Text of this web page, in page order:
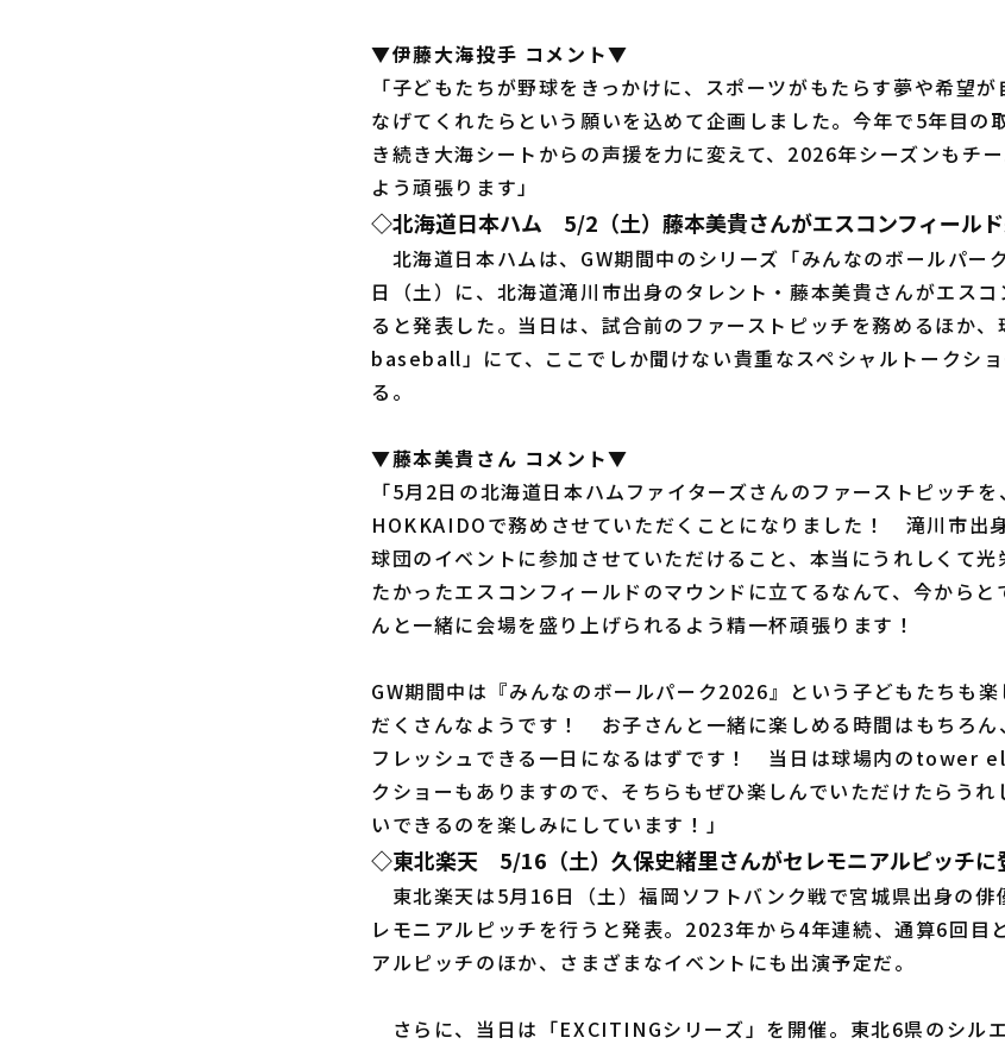
▼伊藤大海投手 コメント▼
「子どもたちが野球をきっかけに、スポーツがもたらす夢や希望
なげてくれたらという願いを込めて企画しました。今年で5年目の
き続き大海シートからの声援を力に変えて、2026年シーズンもチ
よう頑張ります」
◇北海道日本ハム 5/2（土）藤本美貴さんがエスコンフィール
北海道日本ハムは、GW期間中のシリーズ「みんなのボールパー
日（土）に、北海道滝川市出身のタレント・藤本美貴さんがエス
ると発表した。当日は、試合前のファーストピッチを務めるほか
baseball」にて、ここでしか聞けない貴重なスペシャルトークシ
る。
▼藤本美貴さん コメント▼
「5月2日の北海道日本ハムファイターズさんのファーストピッチ
HOKKAIDOで務めさせていただくことになりました！ 滝川市出
球団のイベントに参加させていただけること、本当にうれしくて光
たかったエスコンフィールドのマウンドに立てるなんて、今から
んと一緒に会場を盛り上げられるよう精一杯頑張ります！
GW期間中は『みんなのボールパーク2026』という子どもたちも
だくさんなようです！ お子さんと一緒に楽しめる時間はもちろん
フレッシュできる一日になるはずです！ 当日は球場内のtower
クショーもありますので、そちらもぜひ楽しんでいただけたらう
いできるのを楽しみにしています！」
◇東北楽天 5/16（土）久保史緒里さんがセレモニアルピッチに
東北楽天は5月16日（土）福岡ソフトバンク戦で宮城県出身の俳
レモニアルピッチを行うと発表。2023年から4年連続、通算6回目
アルピッチのほか、さまざまなイベントにも出演予定だ。
さらに、当日は「EXCITINGシリーズ」を開催。東北6県のシル